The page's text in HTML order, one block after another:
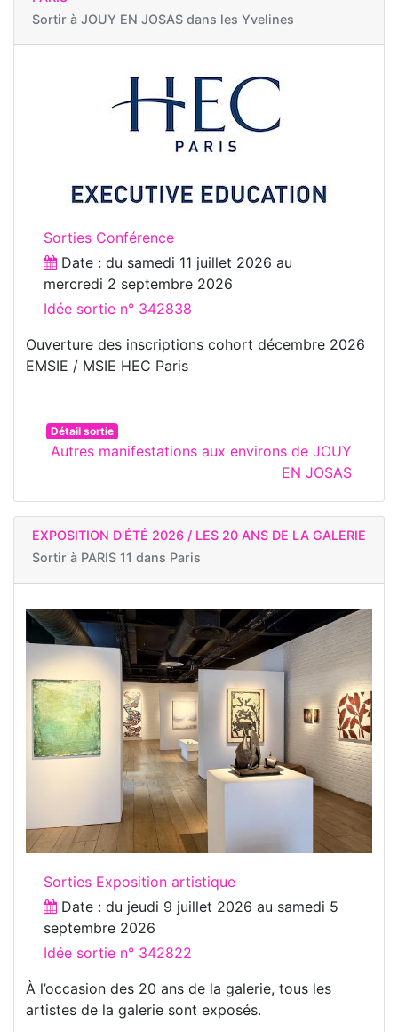
Sortir à JOUY EN JOSAS dans les Yvelines
Sorties Conférence
Date : du samedi 11 juillet 2026 au
mercredi 2 septembre 2026
Idée sortie n° 342838
Ouverture des inscriptions cohort décembre 2026
EMSIE / MSIE HEC Paris
Détail sortie
Autres manifestations aux environs de JOUY
EN JOSAS
EXPOSITION D'ÉTÉ 2026 / LES 20 ANS DE LA GALERIE
Sortir à PARIS 11 dans Paris
Sorties Exposition artistique
Date : du jeudi 9 juillet 2026 au samedi 5
septembre 2026
Idée sortie n° 342822
À l’occasion des 20 ans de la galerie, tous les
artistes de la galerie sont exposés.